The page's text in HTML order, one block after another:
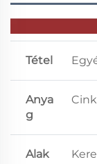
Tétel
Anya
g
Alak